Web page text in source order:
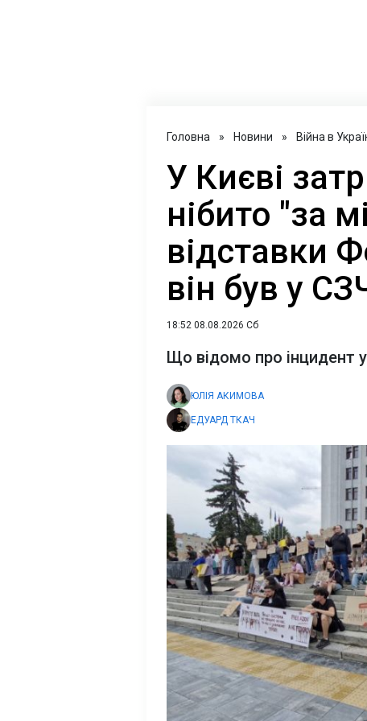
Головна » Новини » Війна в
У Києві
нібито "за
відставки
він був у
18:52 08.08.2026 Сб
Що відомо про інцидент
ЮЛІЯ АКИМОВА
ЕДУАРД ТКАЧ